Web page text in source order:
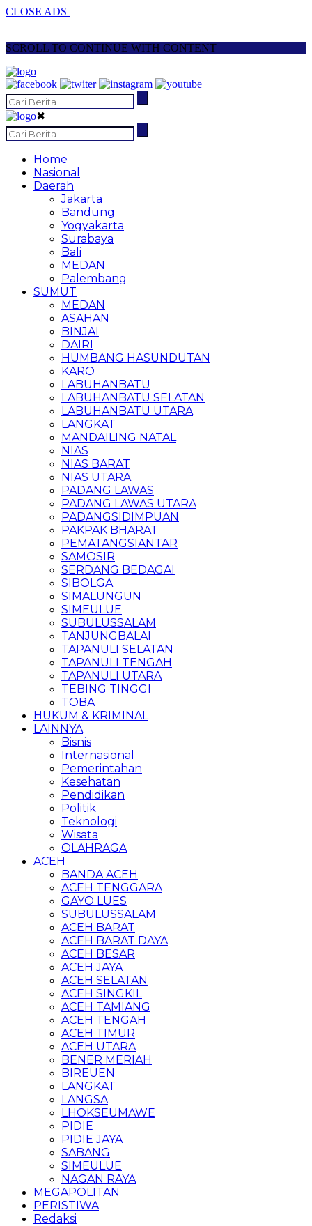
CLOSE ADS
SCROLL TO CONTINUE WITH CONTENT
✖
Home
Nasional
Daerah
Jakarta
Bandung
Yogyakarta
Surabaya
Bali
MEDAN
Palembang
SUMUT
MEDAN
ASAHAN
BINJAI
DAIRI
HUMBANG HASUNDUTAN
KARO
LABUHANBATU
LABUHANBATU SELATAN
LABUHANBATU UTARA
LANGKAT
MANDAILING NATAL
NIAS
NIAS BARAT
NIAS UTARA
PADANG LAWAS
PADANG LAWAS UTARA
PADANGSIDIMPUAN
PAKPAK BHARAT
PEMATANGSIANTAR
SAMOSIR
SERDANG BEDAGAI
SIBOLGA
SIMALUNGUN
SIMEULUE
SUBULUSSALAM
TANJUNGBALAI
TAPANULI SELATAN
TAPANULI TENGAH
TAPANULI UTARA
TEBING TINGGI
TOBA
HUKUM & KRIMINAL
LAINNYA
Bisnis
Internasional
Pemerintahan
Kesehatan
Pendidikan
Politik
Teknologi
Wisata
OLAHRAGA
ACEH
BANDA ACEH
ACEH TENGGARA
GAYO LUES
SUBULUSSALAM
ACEH BARAT
ACEH BARAT DAYA
ACEH BESAR
ACEH JAYA
ACEH SELATAN
ACEH SINGKIL
ACEH TAMIANG
ACEH TENGAH
ACEH TIMUR
ACEH UTARA
BENER MERIAH
BIREUEN
LANGKAT
LANGSA
LHOKSEUMAWE
PIDIE
PIDIE JAYA
SABANG
SIMEULUE
NAGAN RAYA
MEGAPOLITAN
PERISTIWA
Redaksi